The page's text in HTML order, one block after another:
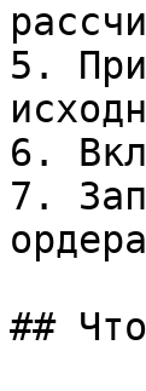
5.
6.
7.
##